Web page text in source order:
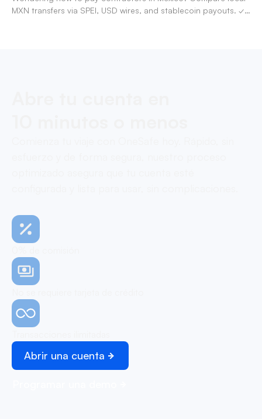
MXN transfers via SPEI, USD wires, and stablecoin payouts. ✓
Abrir una cuenta